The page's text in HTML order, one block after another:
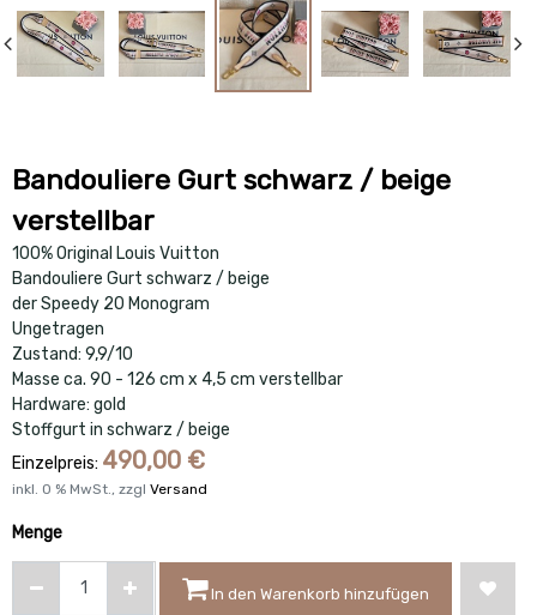
Bandouliere Gurt schwarz / beige
verstellbar
100% Original Louis Vuitton
Bandouliere Gurt schwarz / beige
der Speedy 20 Monogram
Ungetragen
Zustand: 9,9/10
Masse ca. 90 - 126 cm x 4,5 cm verstellbar
Hardware: gold
Stoffgurt in schwarz / beige
Einzelpreis: 490,00 €
inkl. 0 % MwSt., zzgl Versand
Menge
In den Warenkorb hinzufügen